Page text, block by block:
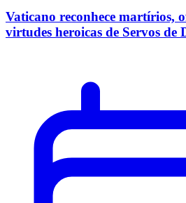
Vaticano reconhece martírios,
virtudes heroicas de Servos de